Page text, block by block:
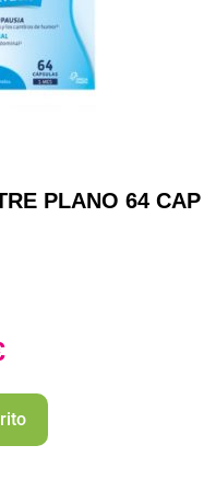
PLANO 64 CAP